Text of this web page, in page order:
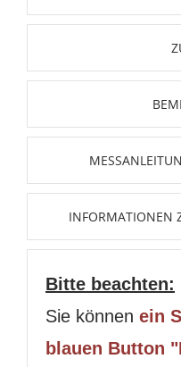
INFORMATIONEN
Bitte beachten:
Sie können ein
blauen Button